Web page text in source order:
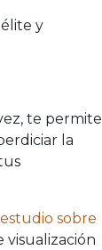
y
te permite
la
sobre
visualización